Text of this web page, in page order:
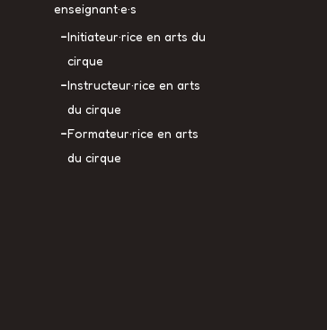
enseignant·e·s
Initiateur·rice en arts du
cirque
Instructeur·rice en arts
du cirque
Formateur·rice en arts
du cirque